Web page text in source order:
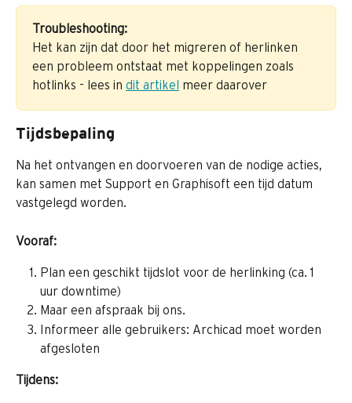
Troubleshooting:
Het kan zijn dat door het migreren of herlinken
een probleem ontstaat met koppelingen zoals
hotlinks - lees in dit artikel meer daarover
Tijdsbepaling
Na het ontvangen en doorvoeren van de nodige acties,
kan samen met Support en Graphisoft een tijd datum
vastgelegd worden.
Vooraf:
Plan een geschikt tijdslot voor de herlinking (ca. 1
uur downtime)
Maar een afspraak bij ons.
Informeer alle gebruikers: Archicad moet worden
afgesloten
Tijdens: